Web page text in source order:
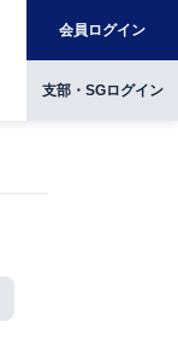
会員ログイン
支部・SGログイン